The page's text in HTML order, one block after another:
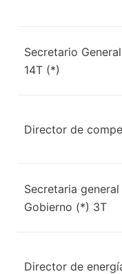
Secretario
14T (*)
Director de
Secretaria
Gobierno (*) 3T
Director de